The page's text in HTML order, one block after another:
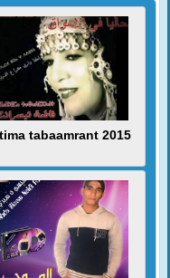
tabaamrant 2015